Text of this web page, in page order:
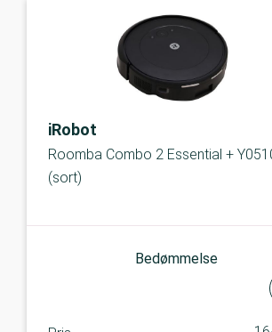
iRobot
Roomba Combo 2 Essential +
(sort)
Bedømmelse